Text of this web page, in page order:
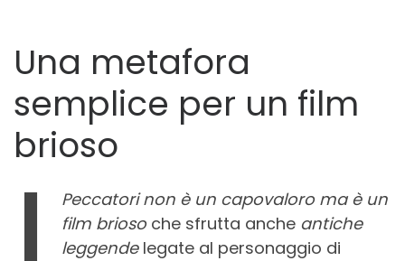
Una metafora
semplice per un film
brioso
Peccatori non è un capovaloro ma è un
film briosoche sfrutta anche antiche
leggendelegate al personaggio di